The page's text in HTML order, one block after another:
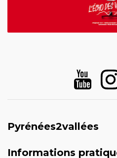
Pyrénées2vallées
Informations